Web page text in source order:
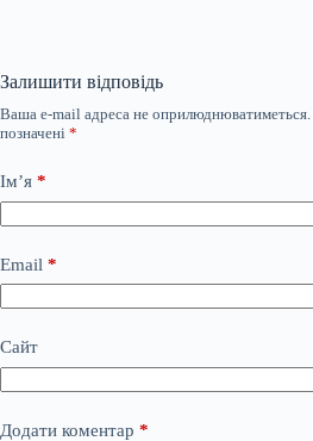
Залишити відповідь
Ваша e-mail адреса не оприлюднюватиметься.
позначені *
Ім’я *
Email *
Сайт
Додати коментар *